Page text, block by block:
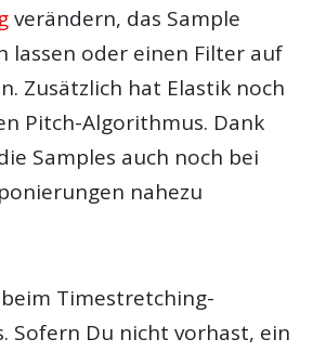
verändern, das Sample
lassen oder einen Filter auf
Zusätzlich hat Elastik noch
Pitch-Algorithmus. Dank
Samples auch noch bei
nahezu
Timestretching-
Sofern Du nicht vorhast, ein